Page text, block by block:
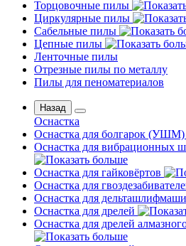
Торцовочные пилы
Циркулярные пилы
Сабельные пилы
Цепные пилы
Ленточные пилы
Отрезные пилы по металлу
Пилы для пеноматериалов
Назад
Оснастка
Оснастка для болгарок (УШМ)
Оснастка для вибрационных
Оснастка для гайковёртов
Оснастка для
Оснастка для
Оснастка для дрелей
Оснастка для дрелей